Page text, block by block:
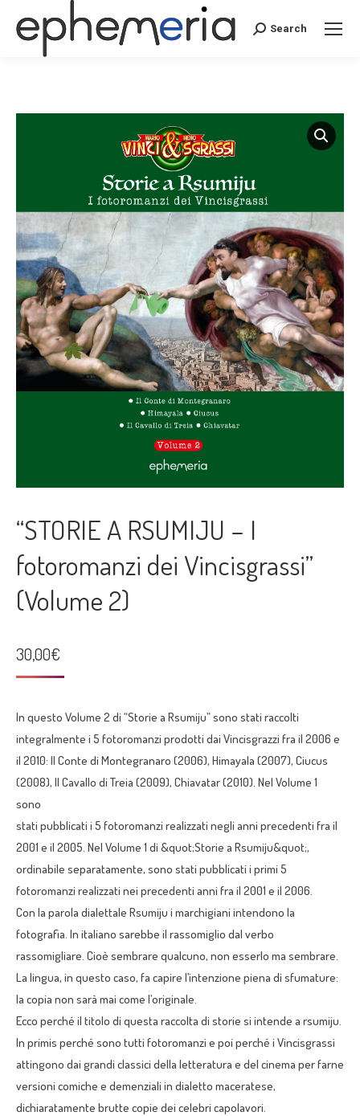
Search:Search
“STORIE A RSUMIJU – I
fotoromanzi dei Vincisgrassi”
(Volume 2)
30,00€
In questo Volume 2 di “Storie a Rsumiju” sono stati raccolti
integralmente i 5 fotoromanzi prodotti dai Vincisgrazzi fra il 2006 e
il 2010: Il Conte di Montegranaro (2006), Himayala (2007), Ciucus
(2008), Il Cavallo di Treia (2009), Chiavatar (2010). Nel Volume 1
sono
stati pubblicati i 5 fotoromanzi realizzati negli anni precedenti fra il
2001 e il 2005. Nel Volume 1 di &quot;Storie a Rsumiju&quot;,
ordinabile separatamente, sono stati pubblicati i primi 5
fotoromanzi realizzati nei precedenti anni fra il 2001 e il 2006.
Con la parola dialettale Rsumiju i marchigiani intendono la
fotografia. In italiano sarebbe il rassomiglio dal verbo
rassomigliare. Cioè sembrare qualcuno, non esserlo ma sembrare.
La lingua, in questo caso, fa capire l’intenzione piena di sfumature:
la copia non sarà mai come l’originale.
Ecco perché il titolo di questa raccolta di storie si intende a rsumiju.
In primis perché sono tutti fotoromanzi e poi perché i Vincisgrassi
attingono dai grandi classici della letteratura e del cinema per farne
versioni comiche e demenziali in dialetto maceratese,
dichiaratamente brutte copie dei celebri capolavori.